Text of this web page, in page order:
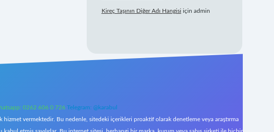
Kireç Taşının Diğer Adı Hangisi için admin
0262 606 0 726 Telegram: @karabul
hizmet vermektedir. Bu nedenle, sitedeki içerikleri proaktif olarak denetleme veya araştırma